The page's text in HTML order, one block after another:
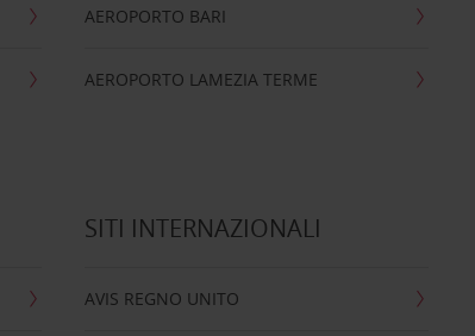
AEROPORTO BARI
AEROPORTO LAMEZIA TERME
SITI INTERNAZIONALI
AVIS REGNO UNITO